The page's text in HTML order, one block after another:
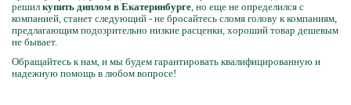
решил купить диплом в Екатеринбурге, но еще не определился с
компанией, станет следующий - не бросайтесь сломя голову к компаниям,
предлагающим подозрительно низкие расценки, хороший товар дешевым
не бывает.
Обращайтесь к нам, и мы будем гарантировать квалифицированную и
надежную помощь в любом вопросе!